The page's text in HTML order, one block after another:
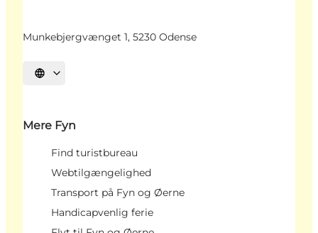
Munkebjergvænget 1, 5230 Odense
Vælg sprog
Mere Fyn
Find turistbureau
Webtilgængelighed
Transport på Fyn og Øerne
Handicapvenlig ferie